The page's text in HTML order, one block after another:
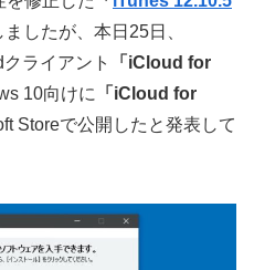
したが、本日25日、
ライアント
「iCloud for
10向けに
「iCloud for
Storeで公開したと発表して